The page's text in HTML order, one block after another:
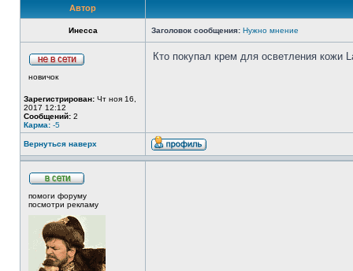
Автор
Инесса Заголовок сообщения: Нужно мнение
новичок
Зарегистрирован: Чт ноя 16,
2017 12:12
Сообщений: 2
Карма: -5
Кто покупал крем для осветления кожи
Вернуться наверх
помоги форуму
посмотри рекламу